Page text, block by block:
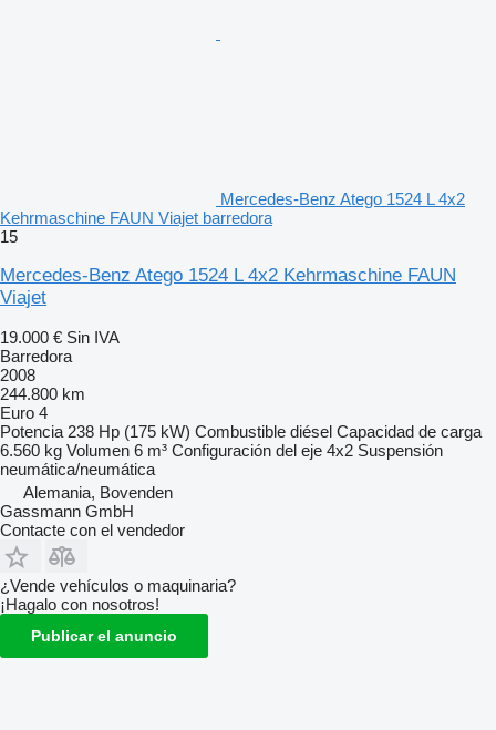
Mercedes-Benz Atego 1524 L 4x2
Kehrmaschine FAUN Viajet barredora
15
Mercedes-Benz Atego 1524 L 4x2 Kehrmaschine FAUN
Viajet
19.000 € Sin IVA
Barredora
2008
244.800 km
Euro 4
Potencia 238 Hp (175 kW) Combustible diésel Capacidad de carga
6.560 kg Volumen 6 m³ Configuración del eje 4x2 Suspensión
neumática/neumática
Alemania, Bovenden
Gassmann GmbH
Contacte con el vendedor
¿Vende vehículos o maquinaria?
¡Hagalo con nosotros!
Publicar el anuncio